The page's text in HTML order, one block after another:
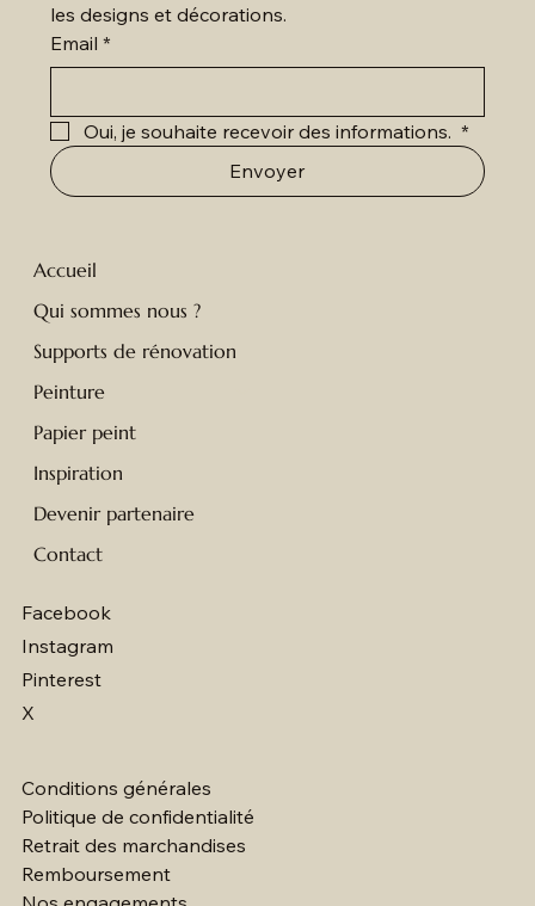
Accueil
Qui sommes nous ?
Supports de rénovation
Peinture
Papier peint
Inspiration
Devenir partenaire
Contact
Conditions générales
Politique de confidentialité
Retrait des marchandises
Remboursement
Facebook
Instagram
Pinterest
X
les designs et décorations.
Email *
Oui, je souhaite recevoir des informations. *
Envoyer